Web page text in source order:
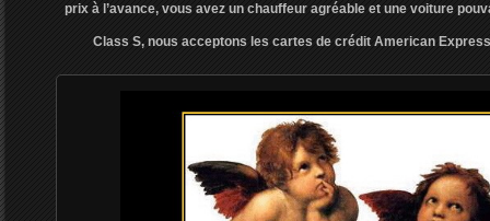
prix à l’avance, vous avez un chauffeur agréable et une voiture
Class S, nous acceptons les cartes de crédit American